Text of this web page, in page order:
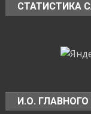
СТАТИСТИКА
И.О.